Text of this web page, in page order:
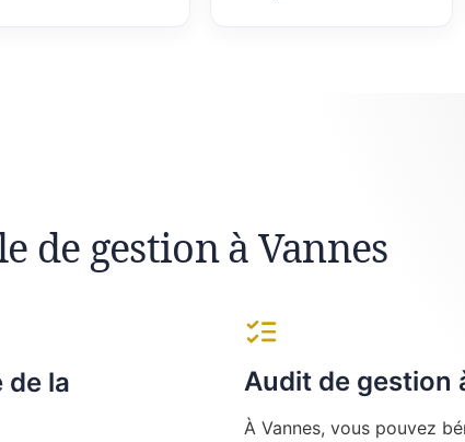
de gestion à Vannes
de la
Audit de gestion
À Vannes, vous pouvez